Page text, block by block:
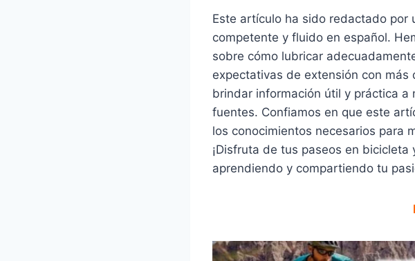
Este artículo ha sido redactado por
competente y fluido en español.
sobre cómo lubricar
expectativas de extensión con
brindar información útil y práctica
fuentes. Confiamos en que este
los conocimientos necesarios para
¡Disfruta de tus paseos en
aprendiendo y compartiendo tu